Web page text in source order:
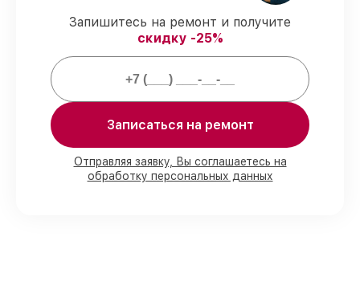
гарантируем завершение работ без
Гарантийное обслуживание– все
работы по починке проводятся с
официальной гарантией.
Мы гарантируем:
80%работ в присутствии заказчика
Запишитесь на ремонт и получите
скидку -25%
Записаться на ремонт
Отправляя заявку, Вы соглашаетесь на
обработку персональных данных